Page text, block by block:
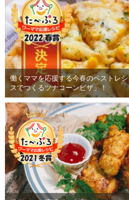
働くママを応援する今春のベストレ
スでつくるツナコーンピザ」！